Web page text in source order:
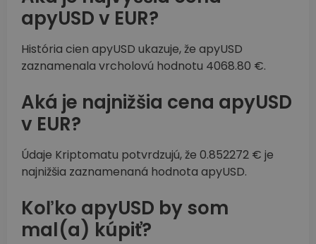
apyUSD v EUR?
História cien apyUSD ukazuje, že apyUSD
zaznamenala vrcholovú hodnotu 4068.80 €.
Aká je najnižšia cena apyUSD
v EUR?
Údaje Kriptomatu potvrdzujú, že 0.852272 € je
najnižšia zaznamenaná hodnota apyUSD.
Koľko apyUSD by som
mal(a) kúpiť?